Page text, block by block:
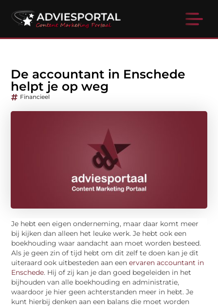
De accountant in Enschede
helpt je op weg
Financieel
Je hebt een eigen onderneming, maar daar komt meer
bij kijken dan alleen het leuke werk. Je hebt ook een
boekhouding waar aandacht aan moet worden besteed.
Als je geen zin of tijd hebt om dit zelf te doen kan je dit
uiteraard ook uitbesteden aan een ervaren accountant in
Enschede. Hij of zij kan je dan goed begeleiden in het
bijhouden van alle boekhouding en administratie,
waardoor je hier geen achterstanden meer in hebt. Je
kunt hierbij denken aan een balans die moet worden